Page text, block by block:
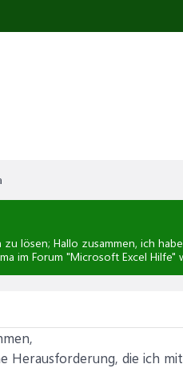
zu lösen; Hallo zusammen, ich
im Forum "Microsoft Excel Hilfe"
Herausforderung, die ich